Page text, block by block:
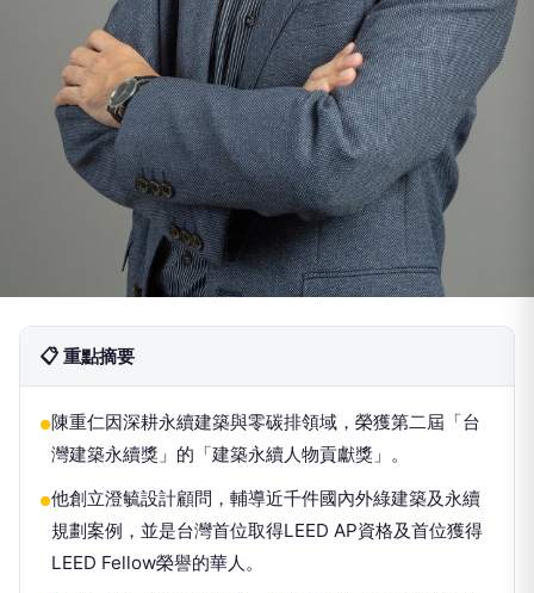
📋 重點摘要
●陳重仁因深耕永續建築與零碳排領域，榮獲第二屆「台
灣建築永續獎」的「建築永續人物貢獻獎」。
●他創立澄毓設計顧問，輔導近千件國內外綠建築及永續
規劃案例，並是台灣首位取得LEED AP資格及首位獲得
LEED Fellow榮譽的華人。